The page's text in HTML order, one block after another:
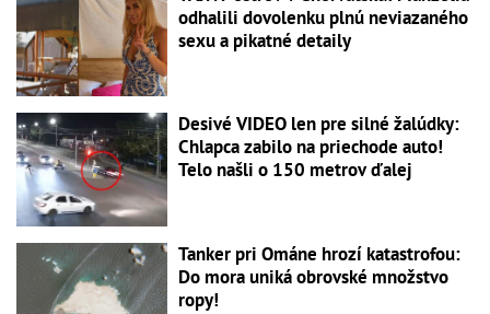
odhalili dovolenku plnú neviazaného
sexu a pikatné detaily
Desivé VIDEO len pre silné žalúdky:
Chlapca zabilo na priechode auto!
Telo našli o 150 metrov ďalej
Tanker pri Ománe hrozí katastrofou:
Do mora uniká obrovské množstvo
ropy!